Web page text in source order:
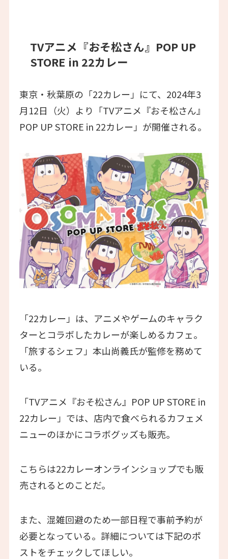
TVアニメ『おそ松さん』POP UP
STORE in 22カレー
東京・秋葉原の「22カレー」にて、2024年3
月12日（火）より「TVアニメ『おそ松さん』
POP UP STORE in 22カレー」が開催される。
「22カレー」は、アニメやゲームのキャラク
ターとコラボしたカレーが楽しめるカフェ。
「旅するシェフ」本山尚義氏が監修を務めて
いる。
「TVアニメ『おそ松さん』POP UP STORE in
22カレー」では、店内で食べられるカフェメ
ニューのほかにコラボグッズも販売。
こちらは22カレーオンラインショップでも販
売されるとのことだ。
また、混雑回避のため一部日程で事前予約が
必要となっている。詳細については下記のポ
ストをチェックしてほしい。